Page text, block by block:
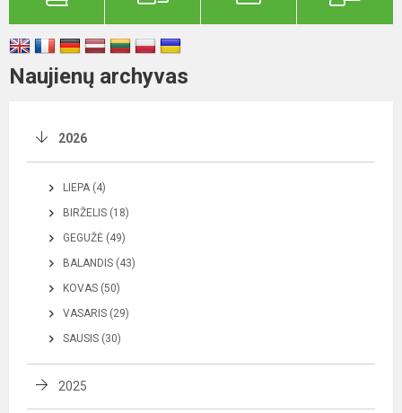
Naujienų archyvas
2026
LIEPA (4)
BIRŽELIS (18)
GEGUŽĖ (49)
BALANDIS (43)
KOVAS (50)
VASARIS (29)
SAUSIS (30)
2025